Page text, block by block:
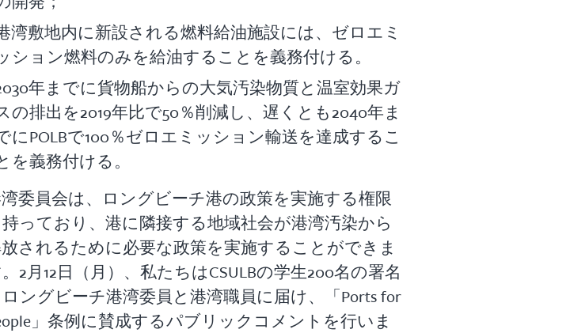
湾敷地内に新設される燃料給油施設には、ゼロエミ
ション燃料のみを給油することを義務付ける。
年までに貨物船からの大気汚染物質と温室効果ガ
の排出を2019年比で50％削減し、遅くとも2040年ま
にPOLBで100％ゼロエミッション輸送を達成するこ
を義務付ける。
委員会は、ロングビーチ港の政策を実施する権限
っており、港に隣接する地域社会が港湾汚染から
されるために必要な政策を実施することができま
2月12日（月）、私たちはCSULBの学生200名の署名
ングビーチ港湾委員と港湾職員に届け、「Ports for
」条例に賛成するパブリックコメントを行いま